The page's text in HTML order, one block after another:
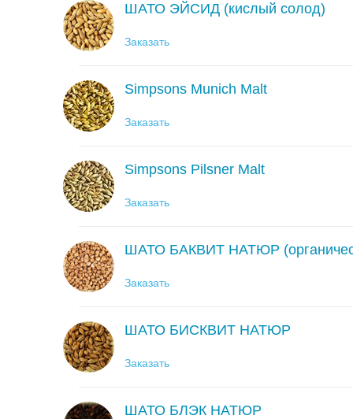
ШАТО ЭЙСИД (кислый солод)
Заказать
Simpsons Munich Malt
Заказать
Simpsons Pilsner Malt
Заказать
ШАТО БАКВИТ НАТЮР
Заказать
ШАТО БИСКВИТ НАТЮР
Заказать
ШАТО БЛЭК НАТЮР